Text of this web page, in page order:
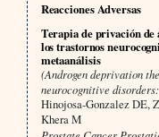
Reacciones Adversas
Terapia de privación de
los trastornos
metaanálisis
(Androgen deprivation
neurocognitive
Hinojosa-Gonzalez DE,
Khera M